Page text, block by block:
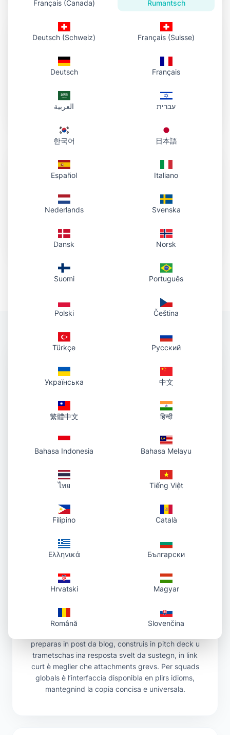
Nessina registraziun necessaria
Emprova gratuita: 10 chargiadas/di, 2MB per
datoteca — senza registraziun.
Ospitaziun svelt
chargiament svelt e in access fidabel.
Pertge che Fotografia a
URL gida tia lavur
Fotografia a URL è sviluppà per creaturs,
marketers, squads da sustegn, fundaturs e tuts
transfurmar maletgs en ligams nets. Cun in fluss
direct da chargiar a link eviteschas gesturs da
ordads, facil da incollar en apps da chat, docs,
wikis, rapports da bugs e tickets. Ils squads van pli
èn subit spartibels senza limitaziuns da
attachments ni previews dischliads. Perquai che ils
bain er en automaziun, pass da QA e prototypes
L’experientscha resta simpla: lassar ir, incollar u
navigar; survegnir in link; partir. Nagina interfaccia
barriera. Ti tegnias la concentraziun sin tes
cuntegn, nus ans occupain da las parts monotunas
preparas in post da blog, construis in pitch deck u
trametschas ina resposta svelt da sustegn, in link
curt è meglier che attachments grevs. Per squads
globals è l’interfaccia disponibla en plirs idioms,
mantegnind la copia concisa e universala.
Français (Canada) Rumantsch
Deutsch (Schweiz) Français (Suisse)
Deutsch Français
العربية עברית
한국어 日本語
Español Italiano
Nederlands Svenska
Dansk Norsk
Suomi Português
Polski Čeština
Türkçe Русский
Українська 中文
繁體中文 हिन्दी
Bahasa Indonesia Bahasa Melayu
ไทย Tiếng Việt
Filipino Català
Ελληνικά Български
Hrvatski Magyar
Română Slovenčina